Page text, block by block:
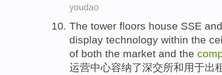
youdao
The tower floors house SSE and
display technology within the
of both the market and the
运营中心容纳了深交所和用于出